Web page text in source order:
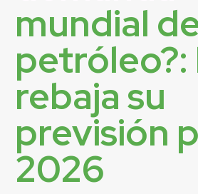
mundial
petróleo?:
rebaja su
previsión
2026